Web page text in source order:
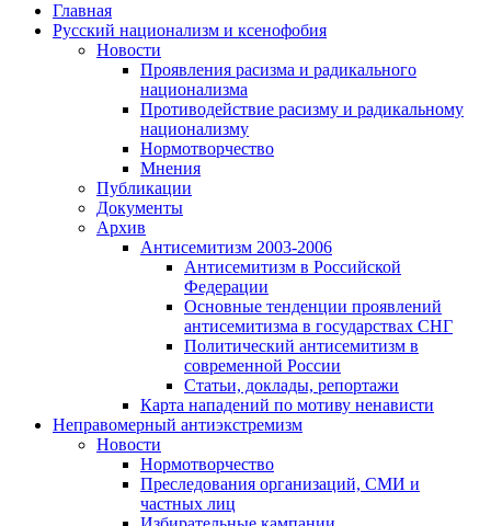
Главная
Русский национализм и ксенофобия
Новости
Проявления расизма и радикального
национализма
Противодействие расизму и радикальному
национализму
Нормотворчество
Мнения
Публикации
Документы
Архив
Антисемитизм 2003-2006
Антисемитизм в Российской
Федерации
Основные тенденции проявлений
антисемитизма в государствах СНГ
Политический антисемитизм в
современной России
Статьи, доклады, репортажи
Карта нападений по мотиву ненависти
Неправомерный антиэкстремизм
Новости
Нормотворчество
Преследования организаций, СМИ и
частных лиц